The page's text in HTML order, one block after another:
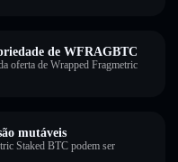
de WFRAGBTC
oferta de Wrapped Fragmetric
mutáveis
Staked BTC podem ser